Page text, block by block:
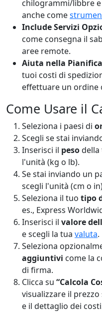
chilogrammi/libbre
anche come
Include Servizi
come consegna il
aree remote.
Aiuta nella
tuoi costi di
effettuare un
Come Usare il
Seleziona i paesi di
Scegli se stai
Inserisci il pesodella
l'unità (kg o lb).
Se stai inviando un
scegli l'unità (cm o
Seleziona il tuo tipo
es., Express
Inserisci il valore
e scegli la tua valuta.
Seleziona
aggiuntivi come la
di firma.
Clicca su “Calcola
visualizzare il
e il dettaglio dei